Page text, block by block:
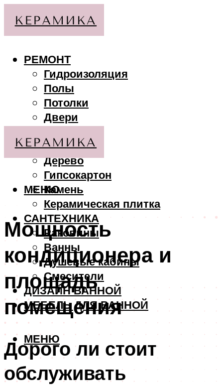
РЕМОНТ
Гидроизоляция
Полы
Потолки
Двери
МАТЕРИАЛЫ
Дерево
Гипсокартон
Камень
Керамическая плитка
САНТЕХНИКА
Раковины
Ванны
Душевые кабины
Смесители
ДИЗАЙН ВАННОЙ
МЕБЕЛЬ ДЛЯ ВАННОЙ
МЕНЮ
МЕНЮ
Мощность
кондиционера и
площадь
помещения
Дорого ли стоит
обслуживать